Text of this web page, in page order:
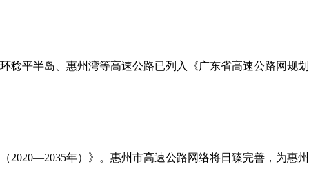
环稔平半岛、惠州湾等高速公路已列入《广东省高速公路网规划
（2020—2035年）》。惠州市高速公路网络将日臻完善，为惠州